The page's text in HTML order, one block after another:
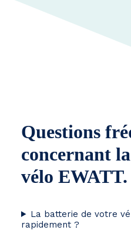
Questions
concernant
vélo EWATT.
La batterie de votre
rapidement ?